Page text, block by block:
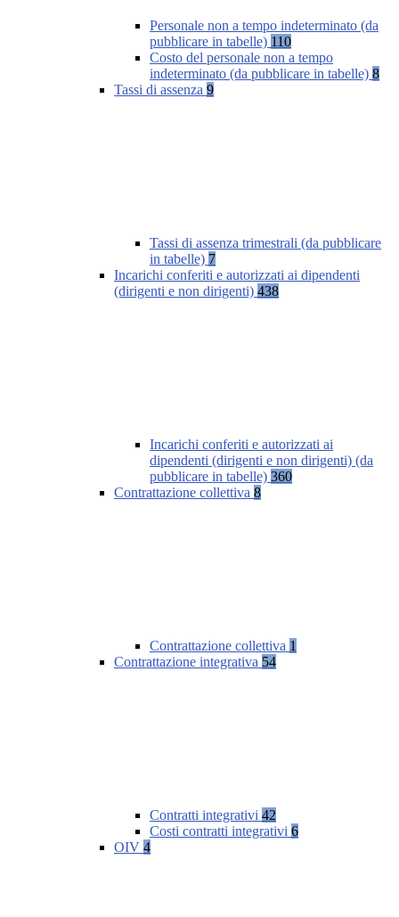
Personale non a tempo indeterminato (da
pubblicare in tabelle) 110
Costo del personale non a tempo
indeterminato (da pubblicare in tabelle) 8
Tassi di assenza 9
Tassi di assenza trimestrali (da pubblicare
in tabelle) 7
Incarichi conferiti e autorizzati ai dipendenti
(dirigenti e non dirigenti) 438
Incarichi conferiti e autorizzati ai
dipendenti (dirigenti e non dirigenti) (da
pubblicare in tabelle) 360
Contrattazione collettiva 8
Contrattazione collettiva 1
Contrattazione integrativa 54
Contratti integrativi 42
Costi contratti integrativi 6
OIV 4